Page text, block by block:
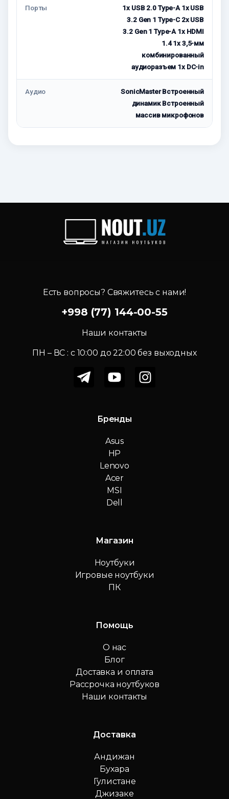
Порты
1x USB 2.0 Type-A 1x USB
3.2 Gen 1 Type-C 2x USB
3.2 Gen 1 Type-A 1x HDMI
1.4 1x 3,5-мм
комбинированный
аудиоразъем 1x DC-in
Аудио
SonicMaster Встроенный
динамик Встроенный
массив микрофонов
Есть вопросы? Свяжитесь с нами!
+998 (77) 144-00-55
Наши контакты
ПН – ВС : c 10:00 до 22:00 без выходных
Бренды
Asus
HP
Lenovo
Acer
MSI
Dell
Магазин
Ноутбуки
Игровые ноутбуки
ПК
Помощь
О нас
Блог
Доставка и оплата
Рассрочка ноутбуков
Наши контакты
Доставка
Андижан
Бухара
Гулистане
Джизаке